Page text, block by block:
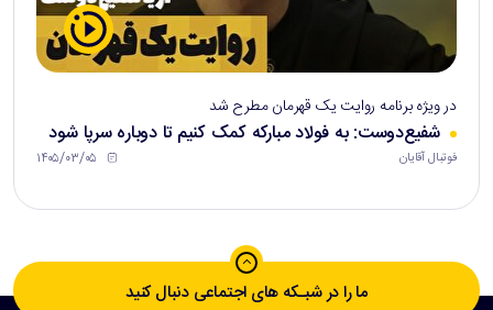
در ویژه برنامه روایت یک قهرمان مطرح شد
شفیع‌دوست: به فولاد مبارکه کمک کنیم تا دوباره سرپا شود
فوتبال آقایان ۱۴۰۵/۰۳/۰۵
ما را در شبـکه های اجتماعی دنبال کنید